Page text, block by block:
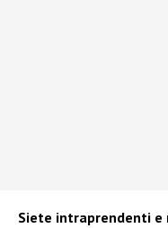
Siete intraprendenti